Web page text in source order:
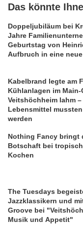
Das könnte
Doppeljubiläum bei
Jahre
Geburtstag von
Aufbruch in eine
Kabelbrand legte am
Kühlanlagen im Main-
Veitshöchheim lahm
Lebensmittel
werden
Nothing Fancy bringt
Botschaft bei
Kochen
The Tuesdays
Jazzklassikern und
Groove bei
Musik und Appetit"